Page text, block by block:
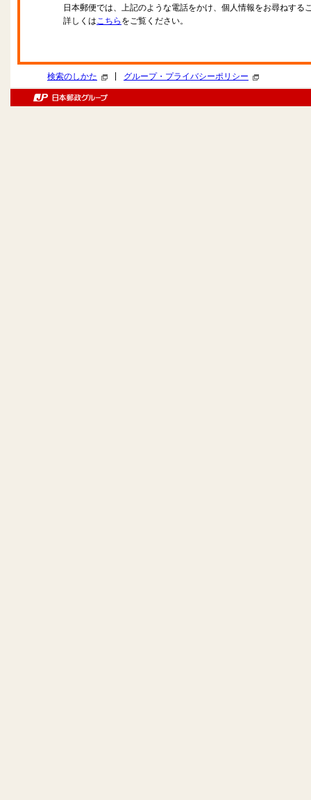
日本郵便では、上記のような電話をかけ、個人情報をお尋ねする
詳しくはこちら をご覧ください。
検索のしかた グループ・プライバシーポリシー